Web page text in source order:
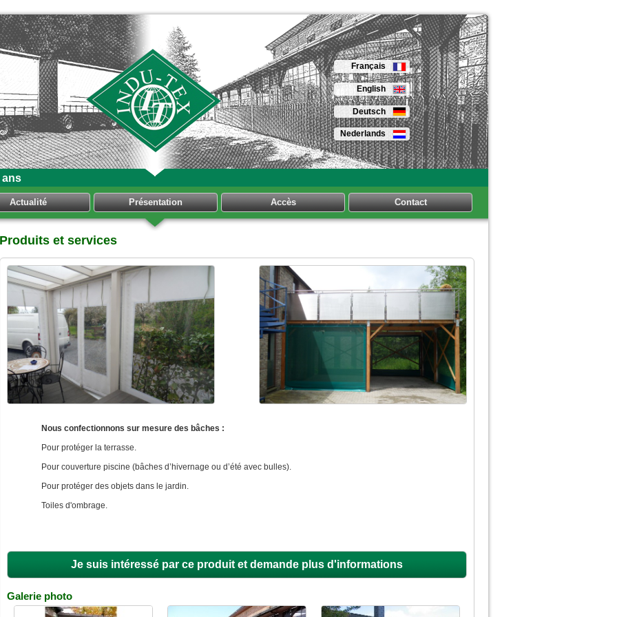
ans
Français
English
Deutsch
Nederlands
Actualité Présentation Accès Contact
Produits et services
Nous confectionnons sur mesure des bâches :
Pour protéger la terrasse.
Pour couverture piscine (bâches d’hivernage ou d’été avec bulles).
Pour protéger des objets dans le jardin.
Toiles d'ombrage.
Je suis intéressé par ce produit et demande plus d'informations
Galerie photo